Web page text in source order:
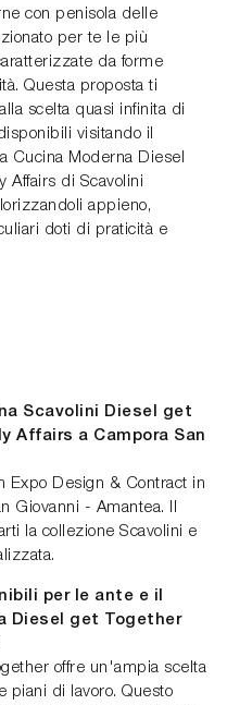
con penisola delle
per te le più
da forme
Questa proposta ti
scelta quasi infinita di
visitando il
Cucina Moderna Diesel
Affairs di Scavolini
appieno,
doti di praticità e
Scavolini Diesel get
Affairs a Campora San
Expo Design & Contract in
Giovanni - Amantea. Il
la collezione Scavolini e
per le ante e il
Diesel get Together
offre un'ampia scelta
piani di lavoro. Questo